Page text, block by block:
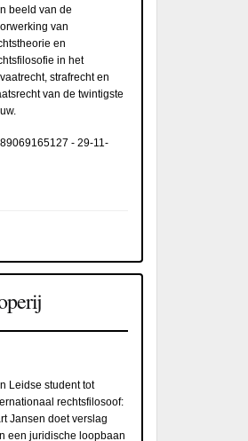
beeld van de
van
en
in het
strafrecht en
van de twintigste
-29-11-
Leidse student tot
rechtsfilosoof:
Jansen doet verslag
een juridische loopbaan